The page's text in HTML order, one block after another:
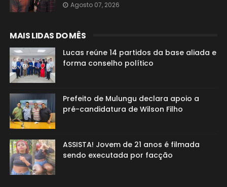
Agosto 07, 2026
MAIS LIDAS DO MÊS
Lucas reúne 14 partidos da base aliada e
forma conselho político
Prefeito de Mulungu declara apoio a
pré-candidatura de Wilson Filho
ASSISTA! Jovem de 21 anos é filmada
sendo executada por facção